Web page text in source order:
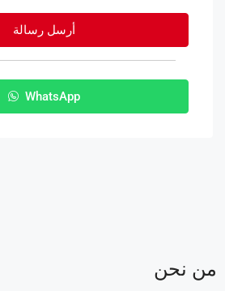
أرسل رسالة
WhatsApp
من نحن